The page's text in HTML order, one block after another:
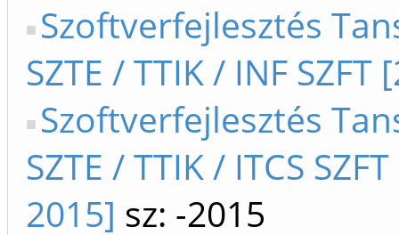
Szoftverfejlesztés
SZTE / TTIK / INF SZFT
Szoftverfejlesztés
SZTE / TTIK / ITCS
2015] sz: -2015